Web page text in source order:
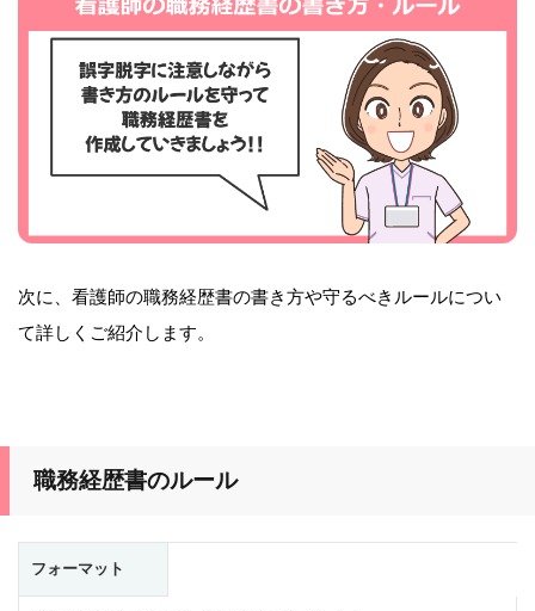
次に、看護師の職務経歴書の書き方や守るべきルールについ
て詳しくご紹介します。
職務経歴書のルール
フォーマット